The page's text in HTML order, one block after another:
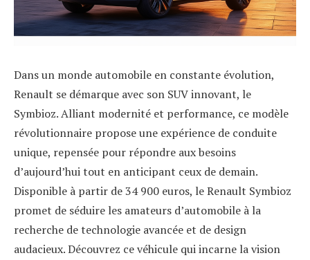
Dans un monde automobile en constante évolution,
Renault se démarque avec son SUV innovant, le
Symbioz. Alliant modernité et performance, ce modèle
révolutionnaire propose une expérience de conduite
unique, repensée pour répondre aux besoins
d’aujourd’hui tout en anticipant ceux de demain.
Disponible à partir de 34 900 euros, le Renault Symbioz
promet de séduire les amateurs d’automobile à la
recherche de technologie avancée et de design
audacieux. Découvrez ce véhicule qui incarne la vision